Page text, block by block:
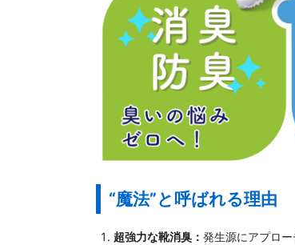
“魔法”と呼ばれる理由
超強力な靴消臭： 発生源にアプロ